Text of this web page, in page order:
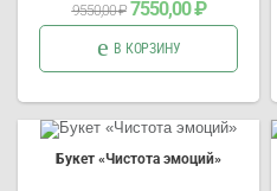
9550,00₽ Первоначальная
цена
составляла
7550,00₽Текущая
цена
7550,00 ₽.
В КОРЗИНУ
Букет «Чистота эмоций»